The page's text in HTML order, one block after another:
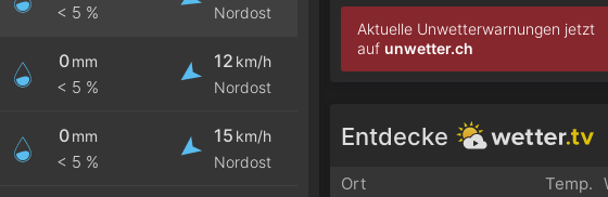
< 5 %
Nordost
0 mm
< 5 %
12 km/h
Nordost
0 mm
< 5 %
15 km/h
Nordost
Aktuelle Unwetterwarnungen jetzt
auf unwetter.ch
Entdecke
Ort Temp.